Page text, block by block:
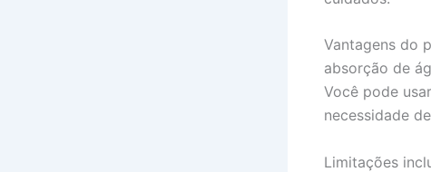
Vantagens do
absorção de
Você pode
necessidade
Limitações